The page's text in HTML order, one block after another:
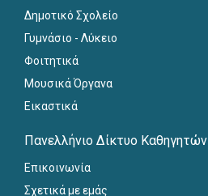
Δημοτικό Σχολείο
Γυμνάσιο - Λύκειο
Φοιτητικά
Μουσικά Όργανα
Εικαστικά
Πανελλήνιο Δίκτυο Καθηγητών
Επικοινωνία
Σχετικά με εμάς